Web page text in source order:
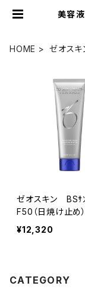
美容液
HOME ゼオスキ
ゼオスキン BSｻ
F50（日焼け止め）
¥12,320
CATEGORY